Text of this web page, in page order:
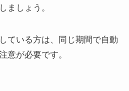
ましょう。
ている方は、同じ期間で自動
意が必要です。